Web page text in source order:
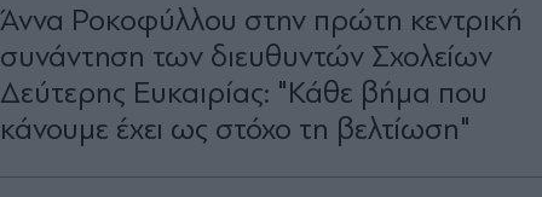
Άννα Ροκοφύλλου στην πρώτη κεντρική
συνάντηση των διευθυντών Σχολείων
Δεύτερης Ευκαιρίας: "Κάθε βήμα που
κάνουμε έχει ως στόχο τη βελτίωση"